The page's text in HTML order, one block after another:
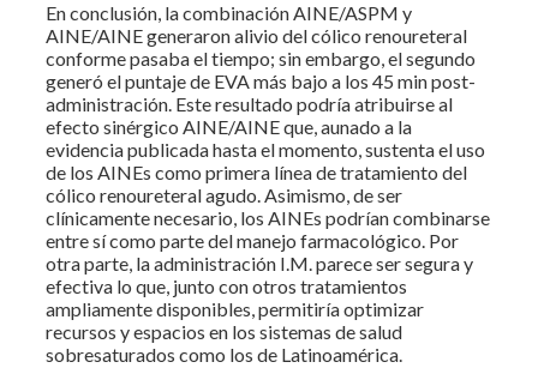
En conclusión, la combinación AINE/ASPM y
AINE/AINE generaron alivio del cólico renoureteral
conforme pasaba el tiempo; sin embargo, el segundo
generó el puntaje de EVA más bajo a los 45 min post-
administración. Este resultado podría atribuirse al
efecto sinérgico AINE/AINE que, aunado a la
evidencia publicada hasta el momento, sustenta el uso
de los AINEs como primera línea de tratamiento del
cólico renoureteral agudo. Asimismo, de ser
clínicamente necesario, los AINEs podrían combinarse
entre sí como parte del manejo farmacológico. Por
otra parte, la administración I.M. parece ser segura y
efectiva lo que, junto con otros tratamientos
ampliamente disponibles, permitiría optimizar
recursos y espacios en los sistemas de salud
sobresaturados como los de Latinoamérica.